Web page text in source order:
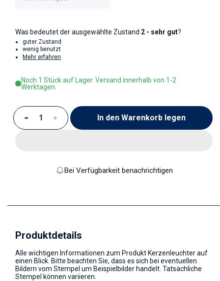
Was bedeutet der ausgewählte Zustand 2 - sehr gut?
guter Zustand
wenig benutzt
Mehr erfahren
Noch 1 Stück auf Lager. Versand innerhalb von 1-2
Werktagen.
Verringere die Menge für Kerzenleuchter
Erhöhe die Menge für Kerzenleuchter
In den Warenkorb legen
Bei Verfügbarkeit benachrichtigen
Produktdetails
Alle wichtigen Informationen zum Produkt Kerzenleuchter auf
einen Blick. Bitte beachten Sie, dass es sich bei eventuellen
Bildern vom Stempel um Beispielbilder handelt. Tatsächliche
Stempel können variieren.